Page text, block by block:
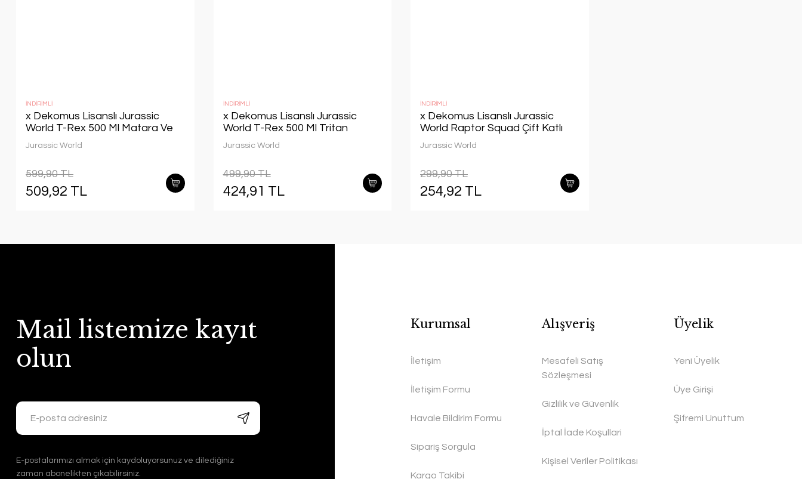
İNDİRİMLİ
x Dekomus Lisanslı Jurassic
World T-Rex 500 Ml Matara Ve
Beslenme Kabı Seti
Jurassic World
599,90 TL
509,92 TL
İNDİRİMLİ
x Dekomus Lisanslı Jurassic
World T-Rex 500 Ml Tritan
Matara
Jurassic World
499,90 TL
424,91 TL
İNDİRİMLİ
x Dekomus Lisanslı Jurassic
World Raptor Squad Çift Katlı
Beslenme Kabı / Lunch Box
Jurassic World
299,90 TL
254,92 TL
Mail listemize kayıt
olun
E-postalarımızı almak için kaydoluyorsunuz ve dilediğiniz
zaman abonelikten çıkabilirsiniz.
Kurumsal
İletişim
İletişim Formu
Havale Bildirim Formu
Sipariş Sorgula
Kargo Takibi
Alışveriş
Mesafeli Satış
Sözleşmesi
Gizlilik ve Güvenlik
İptal İade Koşullari
Kişisel Veriler Politikası
Üyelik
Yeni Üyelik
Üye Girişi
Şifremi Unuttum